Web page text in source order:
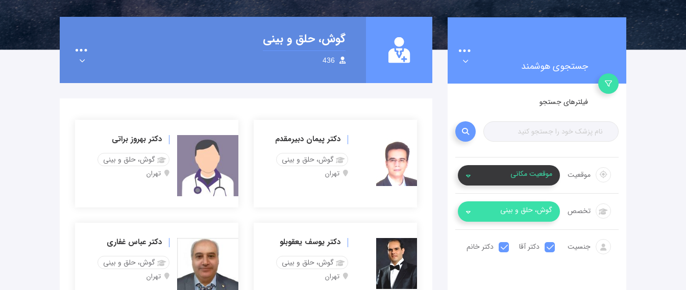
گوش، حلق و بینی
436
دکتر پیمان دبیرمقدم
گوش، حلق و بینی
تهران
دکتر بهروز براتی
گوش، حلق و بینی
تهران
دکتر یوسف یعقوبلو
گوش، حلق و بینی
تهران
دکتر عباس غفاری
گوش، حلق و بینی
تهران
جستجوی هوشمند
فیلترهای جستجو
موقعیت موقعیت مکانی
تخصص گوش، حلق و بینی
جنسیت دکتر آقا دکتر خانم